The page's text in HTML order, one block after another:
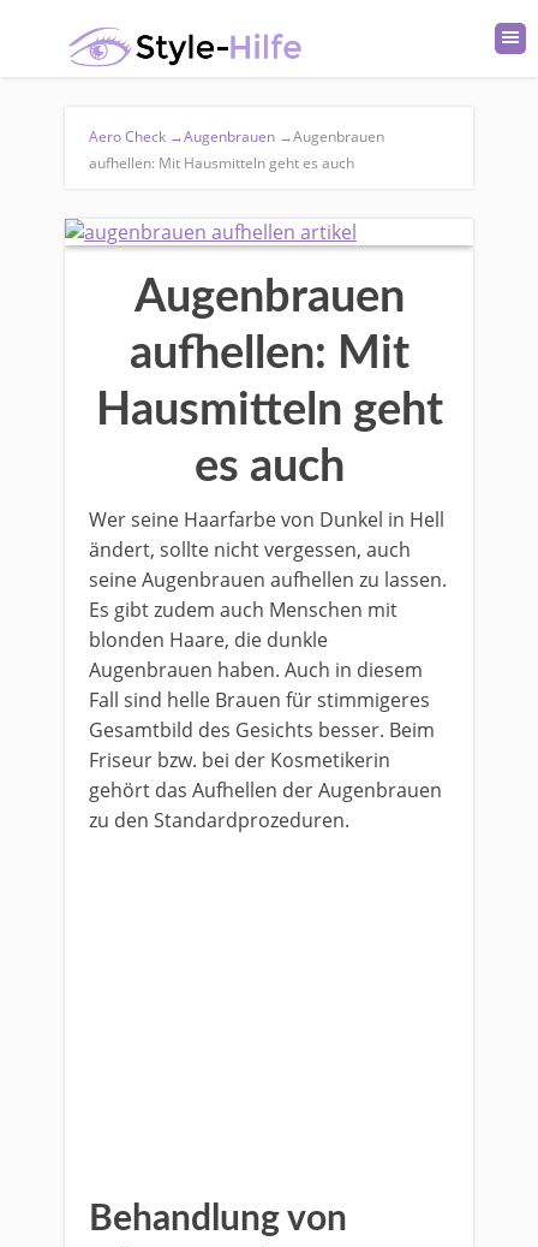
Aero Check →Augenbrauen →Augenbrauen
aufhellen: Mit Hausmitteln geht es auch
Augenbrauen
aufhellen: Mit
Hausmitteln geht
es auch
Wer seine Haarfarbe von Dunkel in Hell
ändert, sollte nicht vergessen, auch
seine Augenbrauen aufhellen zu lassen.
Es gibt zudem auch Menschen mit
blonden Haare, die dunkle
Augenbrauen haben. Auch in diesem
Fall sind helle Brauen für stimmigeres
Gesamtbild des Gesichts besser. Beim
Friseur bzw. bei der Kosmetikerin
gehört das Aufhellen der Augenbrauen
zu den Standardprozeduren.
Behandlung von